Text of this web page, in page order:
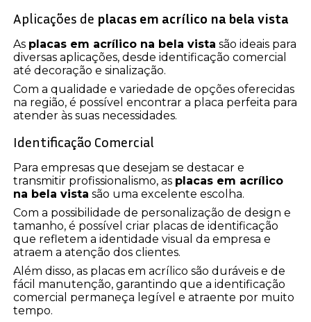
Aplicações de placas em acrílico na bela vista
As placas em acrílico na bela vista são ideais para
diversas aplicações, desde identificação comercial
até decoração e sinalização.
Com a qualidade e variedade de opções oferecidas
na região, é possível encontrar a placa perfeita para
atender às suas necessidades.
Identificação Comercial
Para empresas que desejam se destacar e
transmitir profissionalismo, as placas em acrílico
na bela vista são uma excelente escolha.
Com a possibilidade de personalização de design e
tamanho, é possível criar placas de identificação
que refletem a identidade visual da empresa e
atraem a atenção dos clientes.
Além disso, as placas em acrílico são duráveis e de
fácil manutenção, garantindo que a identificação
comercial permaneça legível e atraente por muito
tempo.